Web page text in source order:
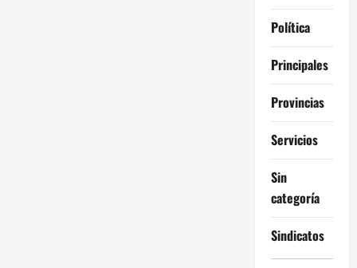
Política
Principales
Provincias
Servicios
Sin
categoría
Sindicatos